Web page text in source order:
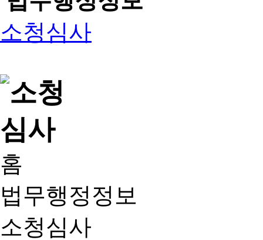
소청심사
홈
법무행정정보
소청심사